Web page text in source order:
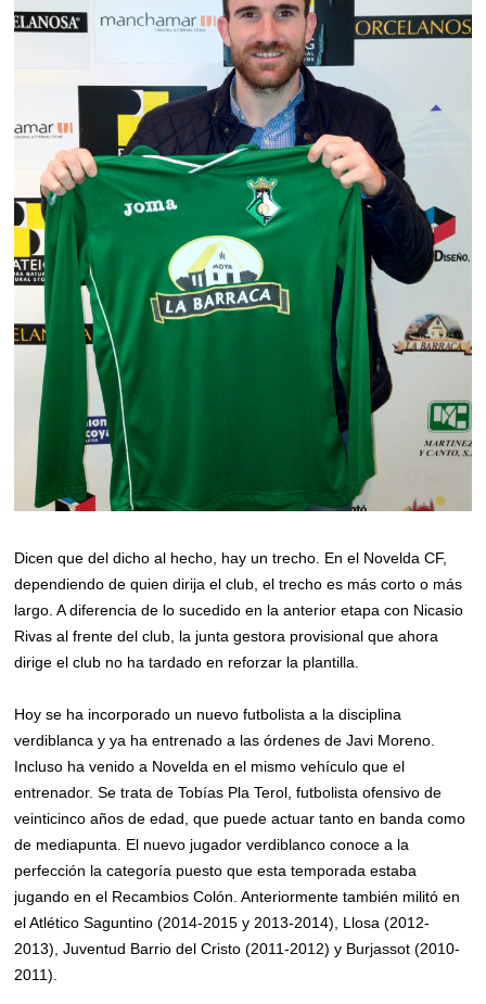
Dicen que del dicho al hecho, hay un trecho. En el Novelda CF,
dependiendo de quien dirija el club, el trecho es más corto o más
largo. A diferencia de lo sucedido en la anterior etapa con Nicasio
Rivas al frente del club, la junta gestora provisional que ahora
dirige el club no ha tardado en reforzar la plantilla.
Hoy se ha incorporado un nuevo futbolista a la disciplina
verdiblanca y ya ha entrenado a las órdenes de Javi Moreno.
Incluso ha venido a Novelda en el mismo vehículo que el
entrenador. Se trata de Tobías Pla Terol, futbolista ofensivo de
veinticinco años de edad, que puede actuar tanto en banda como
de mediapunta. El nuevo jugador verdiblanco conoce a la
perfección la categoría puesto que esta temporada estaba
jugando en el Recambios Colón. Anteriormente también militó en
el Atlético Saguntino (2014-2015 y 2013-2014), Llosa (2012-
2013), Juventud Barrio del Cristo (2011-2012) y Burjassot (2010-
2011).